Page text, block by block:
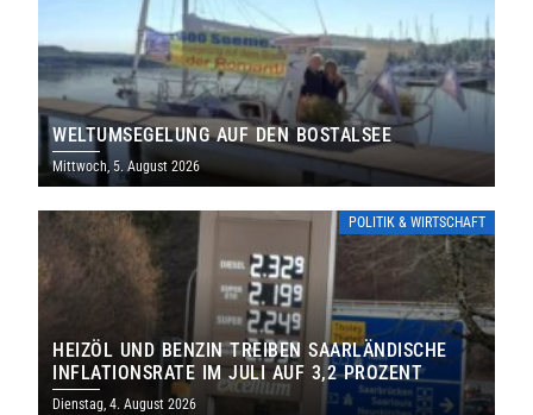
WELTUMSEGELUNG AUF DEN BOSTALSEE
Mittwoch, 5. August 2026
POLITIK & WIRTSCHAFT
HEIZÖL UND BENZIN TREIBEN SAARLÄNDISCHE
INFLATIONSRATE IM JULI AUF 3,2 PROZENT
Dienstag, 4. August 2026